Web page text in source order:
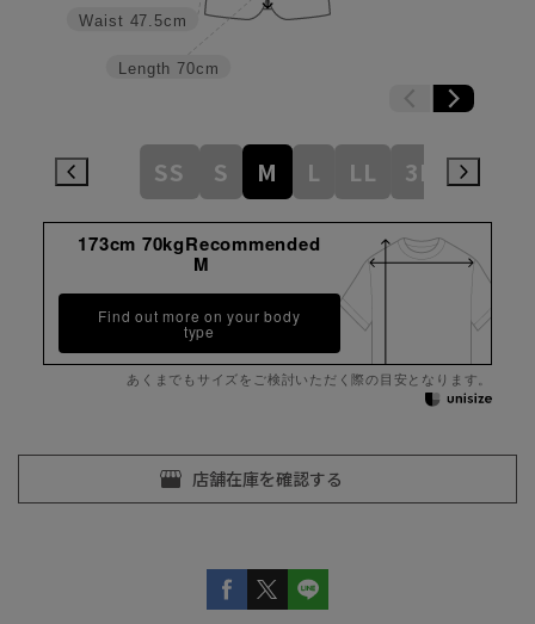
Length 70cm
Waist 47.5cm
SS S M L LL 3L
173cm 70kgRecommended
M
Find out more on your body
type
あくまでもサイズをご検討いただく際の目安となります。